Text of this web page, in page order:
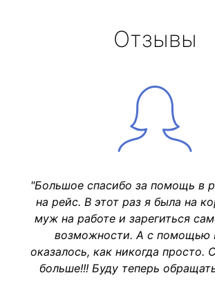
Отзывы
"Большое спасибо за помощь в
на рейс. В этот раз я была на
муж на работе и зарегиться
возможности. А с помощью
оказалось, как никогда просто.
больше!!! Буду теперь